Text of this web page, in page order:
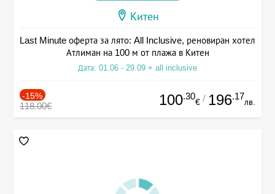
Китен
Last Minute оферта за лято: All Inclusive, реновиран хотел
Атлиман на 100 м от плажа в Китен
Дата: 01.06 - 29.09 + all inclusive
-15%
118.00€ 100.30
€ / 196.17
лв.